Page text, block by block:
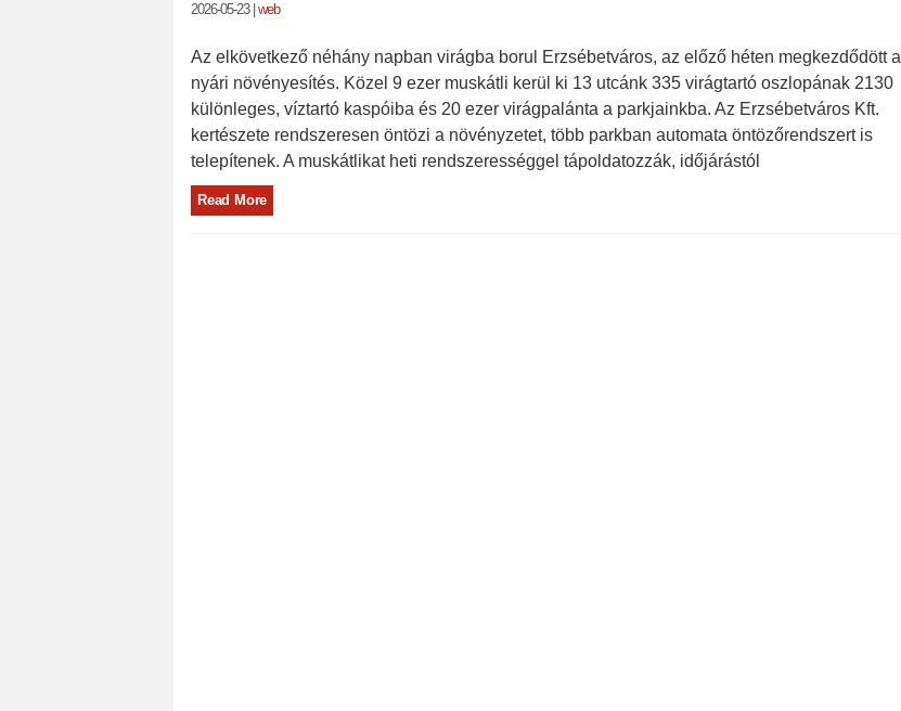
2026-05-23| web
Az elkövetkező néhány napban virágba borul Erzsébetváros, az előző héten megkezdődött a
nyári növényesítés. Közel 9 ezer muskátli kerül ki 13 utcánk 335 virágtartó oszlopának 2130
különleges, víztartó kaspóiba és 20 ezer virágpalánta a parkjainkba. Az Erzsébetváros Kft.
kertészete rendszeresen öntözi a növényzetet, több parkban automata öntözőrendszert is
telepítenek. A muskátlikat heti rendszerességgel tápoldatozzák, időjárástól
Read More